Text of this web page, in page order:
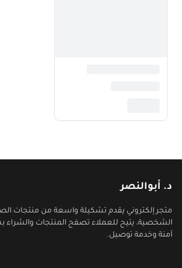
د. أبوالنصر
متجر إلكتروني يقدم تشكيلة واسعة من منتجات
الشخصية، يتيح للعملاء تصفح المنتجات والشراء
آمنة وخدمة توصيل.